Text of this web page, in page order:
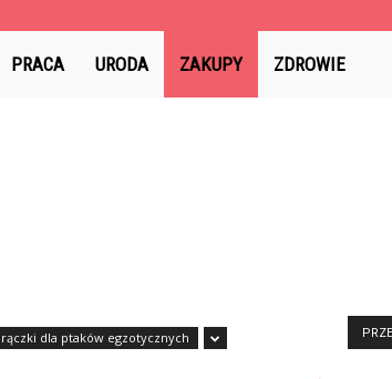
PRACA URODA ZAKUPY ZDROWIE
dla ptaków egzotycznych